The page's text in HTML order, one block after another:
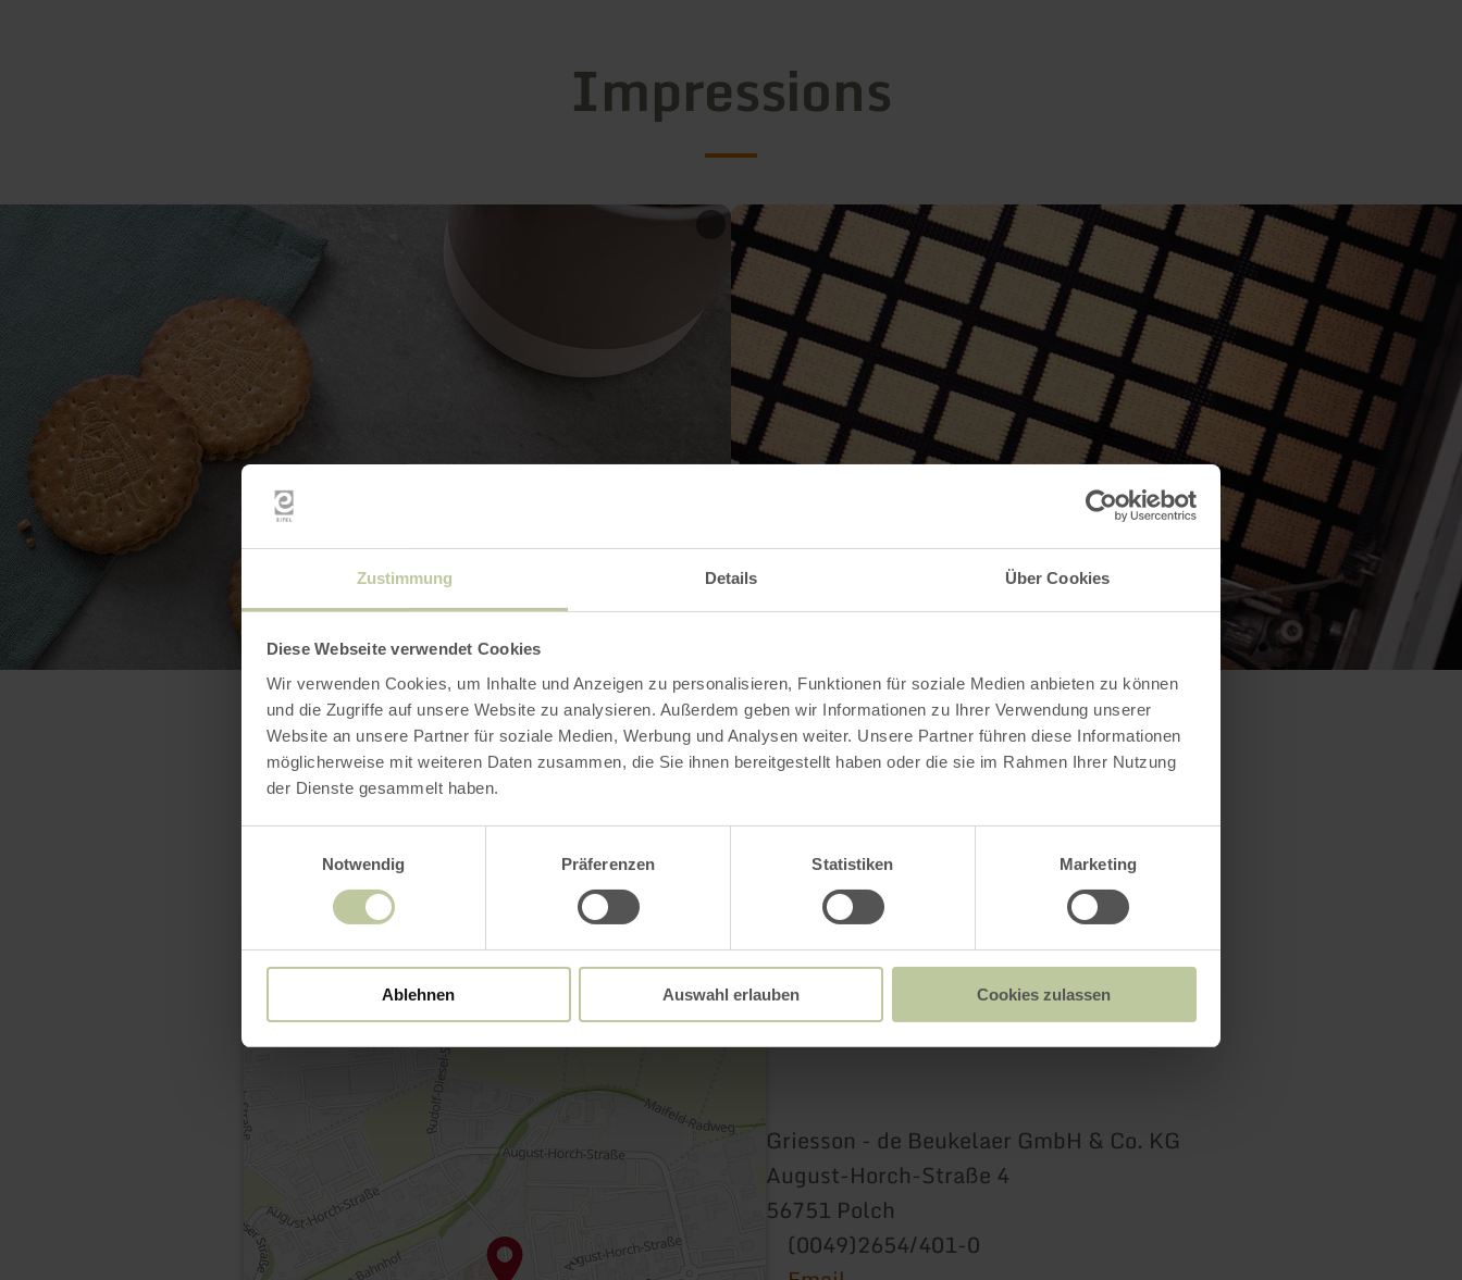
Zustimmung Details Über Cookies
Diese Webseite verwendet Cookies
Wir verwenden Cookies, um Inhalte und Anzeigen zu personalisieren, Funktionen für soziale Medien anbieten zu können
und die Zugriffe auf unsere Website zu analysieren. Außerdem geben wir Informationen zu Ihrer Verwendung unserer
Website an unsere Partner für soziale Medien, Werbung und Analysen weiter. Unsere Partner führen diese Informationen
möglicherweise mit weiteren Daten zusammen, die Sie ihnen bereitgestellt haben oder die sie im Rahmen Ihrer Nutzung
der Dienste gesammelt haben.
Notwendig
Präferenzen Statistiken Marketing
Ablehnen Auswahl erlauben Cookies zulassen
Impressions
Contact
Griesson - de Beukelaer GmbH & Co. KG
August-Horch-Straße 4
56751 Polch
(0049)2654/401-0